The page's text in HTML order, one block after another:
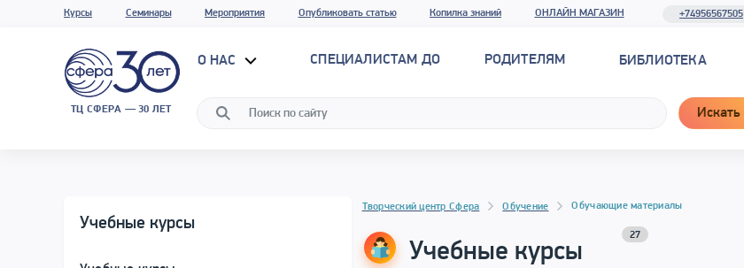
Курсы Семинары Мероприятия Опубликовать статью Копилка знаний ОНЛАЙН МАГАЗИН +74956567505
ТЦ СФЕРА — 30 ЛЕТ
О НАС СПЕЦИАЛИСТАМ ДО РОДИТЕЛЯМ БИБЛИОТЕКА
Искать
Учебные курсы
Творческий центр Сфера Обучение Обучающие материалы
Учебные курсы
27